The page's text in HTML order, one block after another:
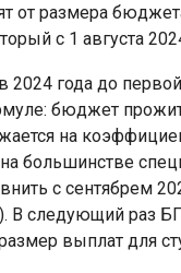
от размера
с 1 августа
2024 года до
бюджет
на
большинстве
с сентябрем
В следующий раз
выплат для